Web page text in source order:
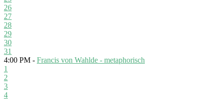
26
27
28
29
30
31
4:00 PM - Francis von Wahlde - metaphorisch
1
2
3
4